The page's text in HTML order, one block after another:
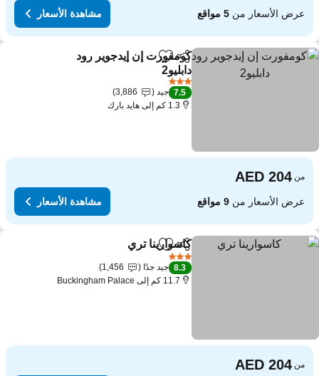
عرض الأسعار من5 مواقع مشاهدة الأسعار
مشاركةAdd to favorites
كومفورت إن إيدجوير رود
دابليو2
7.5 جيد
3,886
1.3 كم إلى هايد بارك
من
عرض الأسعار من9 مواقع مشاهدة الأسعار
مشاركةAdd to favorites
كاسوارينا تري
8.3 جيد جدًا
1,456
11.7 كم إلى Buckingham Palace
من